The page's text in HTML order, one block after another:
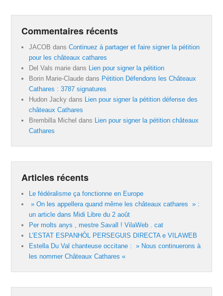
Commentaires récents
JACOB dansContinuez à partager et faire signer la pétition
pour les châteaux cathares
Del Vals marie dans Lien pour signer la pétition
Borin Marie-Claude dans Pétition Défendons les Châteaux
Cathares : 3787 signatures
Hudon Jacky dans Lien pour signer la pétition défense des
châteaux Cathares
Brembilla Michel dans Lien pour signer la pétition châteaux
Cathares
Articles récents
Le fédéralisme ça fonctionne en Europe
» On les appellera quand même les châteaux cathares » :
un article dans Midi Libre du 2 août
Per molts anys , mestre Savall ! VilaWeb . cat
L’ESTAT ESPANHÒL PERSEGUIS DIRECTA e VILAWEB
Estella Du Val chanteuse occitane : » Nous continuerons à
les nommer Châteaux Cathares «